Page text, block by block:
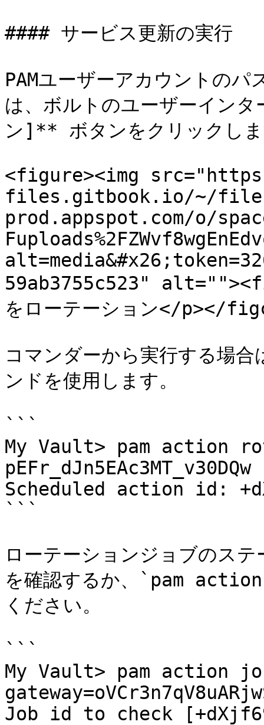
#### サービス更新の実行
PAMユーザーアカウントの
は、ボルトのユーザーイン
ン]** ボタンをクリックし
<figure><img
files.gitbook.io/~/
prod.appspot.com/o/
59ab3755c523"
をローテーション</p></
コマンダーから実行する
ンドを使用します。
```
My Vault> pam action
pEFr_dJn5EAc3MT_v30DQw
Scheduled action id:
```
ローテーションジョブのス
を確認するか、`pam
ください。
```
My Vault> pam action
Job id to check